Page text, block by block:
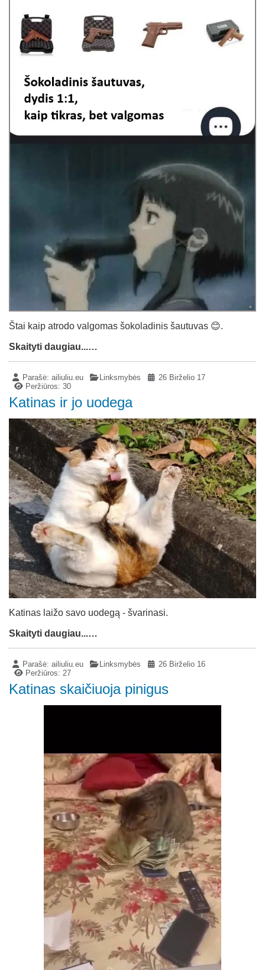
Štai kaip atrodo valgomas šokoladinis šautuvas 😊.
Skaityti daugiau...…
Parašė:ailiuliu.eu Linksmybės
26 Birželio 17
Peržiūros: 30
Katinas ir jo uodega
Katinas laižo savo uodegą - švarinasi.
Skaityti daugiau...…
Parašė:ailiuliu.eu Linksmybės
26 Birželio 16
Peržiūros: 27
Katinas skaičiuoja pinigus